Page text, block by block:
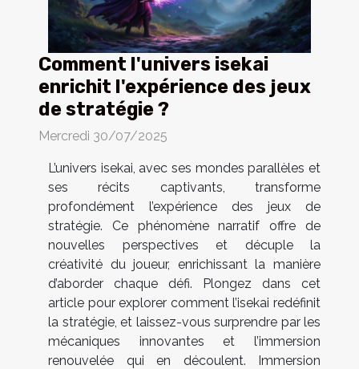
Comment l'univers isekai
enrichit l'expérience des jeux
de stratégie ?
Mercredi 30/07/2025
L’univers isekai, avec ses mondes parallèles et
ses récits captivants, transforme
profondément l’expérience des jeux de
stratégie. Ce phénomène narratif offre de
nouvelles perspectives et décuple la
créativité du joueur, enrichissant la manière
d’aborder chaque défi. Plongez dans cet
article pour explorer comment l’isekai redéfinit
la stratégie, et laissez-vous surprendre par les
mécaniques innovantes et l’immersion
renouvelée qui en découlent. Immersion